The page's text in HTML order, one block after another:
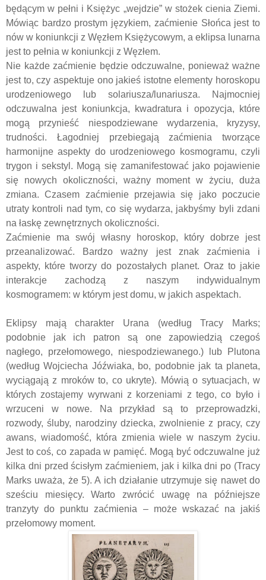
będącym w pełni i Księżyc „wejdzie” w stożek cienia Ziemi.
Mówiąc bardzo prostym językiem, zaćmienie Słońca jest to
nów w koniunkcji z Węzłem Księżycowym, a eklipsa lunarna
jest to pełnia w koniunkcji z Węzłem.
Nie każde zaćmienie będzie odczuwalne, ponieważ ważne
jest to, czy aspektuje ono jakieś istotne elementy horoskopu
urodzeniowego lub solariusza/lunariusza. Najmocniej
odczuwalna jest koniunkcja, kwadratura i opozycja, które
mogą przynieść niespodziewane wydarzenia, kryzysy,
trudności. Łagodniej przebiegają zaćmienia tworzące
harmonijne aspekty do urodzeniowego kosmogramu, czyli
trygon i sekstyl. Mogą się zamanifestować jako pojawienie
się nowych okoliczności, ważny moment w życiu, duża
zmiana. Czasem zaćmienie przejawia się jako poczucie
utraty kontroli nad tym, co się wydarza, jakbyśmy byli zdani
na łaskę zewnętrznych okoliczności.
Zaćmienie ma swój własny horoskop, który dobrze jest
przeanalizować. Bardzo ważny jest znak zaćmienia i
aspekty, które tworzy do pozostałych planet. Oraz to jakie
interakcje zachodzą z naszym indywidualnym
kosmogramem: w którym jest domu, w jakich aspektach.
Eklipsy mają charakter Urana (według Tracy Marks;
podobnie jak ich patron są one zapowiedzią czegoś
nagłego, przełomowego, niespodziewanego.) lub Plutona
(według Wojciecha Jóźwiaka, bo, podobnie jak ta planeta,
wyciągają z mroków to, co ukryte). Mówią o sytuacjach, w
których zostajemy wyrwani z korzeniami z tego, co było i
wrzuceni w nowe. Na przykład są to przeprowadzki,
rozwody, śluby, narodziny dziecka, zwolnienie z pracy, czy
awans, wiadomość, która zmienia wiele w naszym życiu.
Jest to coś, co zapada w pamięć. Mogą być odczuwalne już
kilka dni przed ścisłym zaćmieniem, jak i kilka dni po (Tracy
Marks uważa, że 5). A ich działanie utrzymuje się nawet do
sześciu miesięcy. Warto zwrócić uwagę na późniejsze
tranzyty do punktu zaćmienia – może wskazać na jakiś
przełomowy moment.